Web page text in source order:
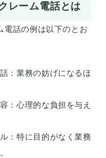
レーム電話とは
電話の例は以下のとお
：業務の妨げになるほ
：心理的な負担を与え
：特に目的がなく業務